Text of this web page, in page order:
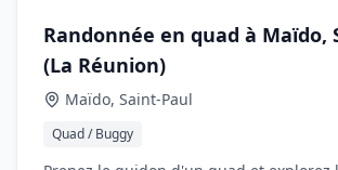
Randonnée en quad à Maïdo,
(La Réunion)
Maïdo, Saint‑Paul
Quad / Buggy